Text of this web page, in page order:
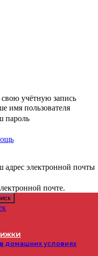
учётную запись
имя пользователя
пароль
адрес электронной почты
почте.
домашних условиях